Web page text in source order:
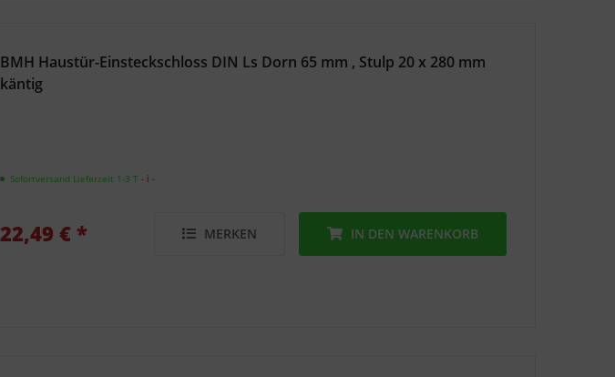
BMH Haustür-Einsteckschloss DIN Ls Dorn 65 mm , Stulp 20 x 280 mm
käntig
Sofortversand Lieferzeit 1-3 T- ℹ -
22,49 € * MERKEN IN DEN WARENKORB